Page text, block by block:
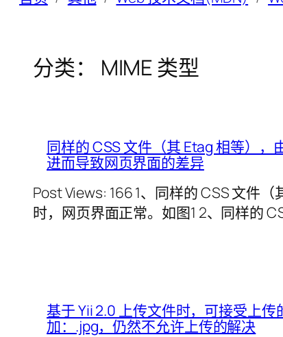
分类： MIME 类型
同样的 CSS 文件（其 Etag 相等），
进而导致网页界面的差异
Post Views: 166 1、同样的 CSS 文件
时，网页界面正常。如图1 2、同样的
基于 Yii 2.0 上传文件时，可接受上
加：.jpg，仍然不允许上传的解决